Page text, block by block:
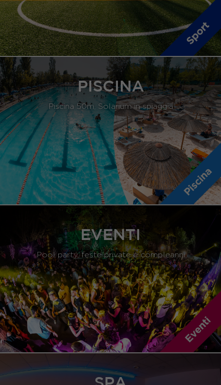
PISCINA
Piscina 50m, Solarium in spiaggia
EVENTI
Pool party, feste private e compleanni